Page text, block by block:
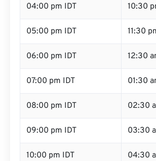
04:00 pm IDT 10:30
05:00 pm IDT 11:30
06:00 pm IDT 12:30
07:00 pm IDT 01:30
08:00 pm IDT 02:30
09:00 pm IDT 03:30
10:00 pm IDT 04:30